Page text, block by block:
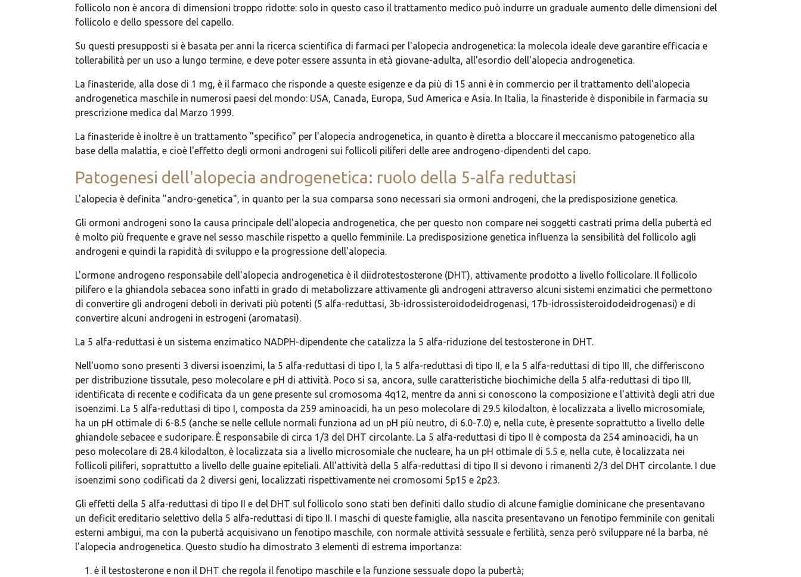
follicolo non è ancora di dimensioni troppo ridotte: solo in questo caso il trattamento medico può indurre un graduale aumento delle dimensioni del
follicolo e dello spessore del capello.
Su questi presupposti si è basata per anni la ricerca scientifica di farmaci per l'alopecia androgenetica: la molecola ideale deve garantire efficacia e
tollerabilità per un uso a lungo termine, e deve poter essere assunta in età giovane-adulta, all'esordio dell'alopecia androgenetica.
La finasteride, alla dose di 1 mg, è il farmaco che risponde a queste esigenze e da più di 15 anni è in commercio per il trattamento dell'alopecia
androgenetica maschile in numerosi paesi del mondo: USA, Canada, Europa, Sud America e Asia. In Italia, la finasteride è disponibile in farmacia su
prescrizione medica dal Marzo 1999.
La finasteride è inoltre è un trattamento "specifico" per l'alopecia androgenetica, in quanto è diretta a bloccare il meccanismo patogenetico alla
base della malattia, e cioè l'effetto degli ormoni androgeni sui follicoli piliferi delle aree androgeno-dipendenti del capo.
Patogenesi dell'alopecia androgenetica: ruolo della 5-alfa reduttasi
L'alopecia è definita "andro-genetica", in quanto per la sua comparsa sono necessari sia ormoni androgeni, che la predisposizione genetica.
Gli ormoni androgeni sono la causa principale dell'alopecia androgenetica, che per questo non compare nei soggetti castrati prima della pubertà ed
è molto più frequente e grave nel sesso maschile rispetto a quello femminile. La predisposizione genetica influenza la sensibilità del follicolo agli
androgeni e quindi la rapidità di sviluppo e la progressione dell'alopecia.
L'ormone androgeno responsabile dell'alopecia androgenetica è il diidrotestosterone (DHT), attivamente prodotto a livello follicolare. Il follicolo
pilifero e la ghiandola sebacea sono infatti in grado di metabolizzare attivamente gli androgeni attraverso alcuni sistemi enzimatici che permettono
di convertire gli androgeni deboli in derivati più potenti (5 alfa-reduttasi, 3b-idrossisteroidodeidrogenasi, 17b-idrossisteroidodeidrogenasi) e di
convertire alcuni androgeni in estrogeni (aromatasi).
La 5 alfa-reduttasi è un sistema enzimatico NADPH-dipendente che catalizza la 5 alfa-riduzione del testosterone in DHT.
Nell'uomo sono presenti 3 diversi isoenzimi, la 5 alfa-reduttasi di tipo I, la 5 alfa-reduttasi di tipo II, e la 5 alfa-reduttasi di tipo III, che differiscono
per distribuzione tissutale, peso molecolare e pH di attività. Poco si sa, ancora, sulle caratteristiche biochimiche della 5 alfa-reduttasi di tipo III,
identificata di recente e codificata da un gene presente sul cromosoma 4q12, mentre da anni si conoscono la composizione e l'attività degli atri due
isoenzimi. La 5 alfa-reduttasi di tipo I, composta da 259 aminoacidi, ha un peso molecolare di 29.5 kilodalton, è localizzata a livello microsomiale,
ha un pH ottimale di 6-8.5 (anche se nelle cellule normali funziona ad un pH più neutro, di 6.0-7.0) e, nella cute, è presente soprattutto a livello delle
ghiandole sebacee e sudoripare. È responsabile di circa 1/3 del DHT circolante. La 5 alfa-reduttasi di tipo II è composta da 254 aminoacidi, ha un
peso molecolare di 28.4 kilodalton, è localizzata sia a livello microsomiale che nucleare, ha un pH ottimale di 5.5 e, nella cute, è localizzata nei
follicoli piliferi, soprattutto a livello delle guaine epiteliali. All'attività della 5 alfa-reduttasi di tipo II si devono i rimanenti 2/3 del DHT circolante. I due
isoenzimi sono codificati da 2 diversi geni, localizzati rispettivamente nei cromosomi 5p15 e 2p23.
Gli effetti della 5 alfa-reduttasi di tipo II e del DHT sul follicolo sono stati ben definiti dallo studio di alcune famiglie dominicane che presentavano
un deficit ereditario selettivo della 5 alfa-reduttasi di tipo II. I maschi di queste famiglie, alla nascita presentavano un fenotipo femminile con genitali
esterni ambigui, ma con la pubertà acquisivano un fenotipo maschile, con normale attività sessuale e fertilità, senza però sviluppare né la barba, né
l'alopecia androgenetica. Questo studio ha dimostrato 3 elementi di estrema importanza:
è il testosterone e non il DHT che regola il fenotipo maschile e la funzione sessuale dopo la pubertà;